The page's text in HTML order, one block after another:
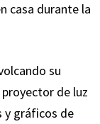
casa durante la
su
de luz
y gráficos de